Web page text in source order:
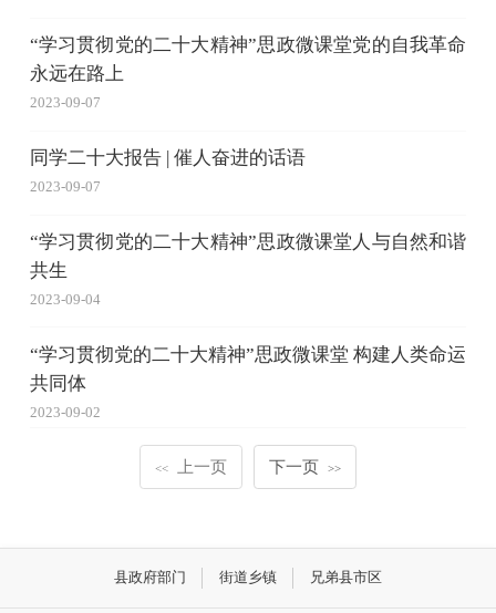
“学习贯彻党的二十大精神”思政微课堂党的自我革命
永远在路上
2023-09-07
同学二十大报告 | 催人奋进的话语
2023-09-07
“学习贯彻党的二十大精神”思政微课堂人与自然和谐
共生
2023-09-04
“学习贯彻党的二十大精神”思政微课堂 构建人类命运
共同体
2023-09-02
<< 上一页 下一页 >>
县政府部门 街道乡镇 兄弟县市区